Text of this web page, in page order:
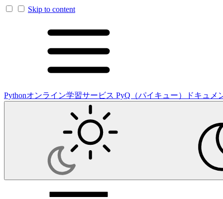
Skip to content
Pythonオンライン学習サービス PyQ（パイキュー）ドキュメ